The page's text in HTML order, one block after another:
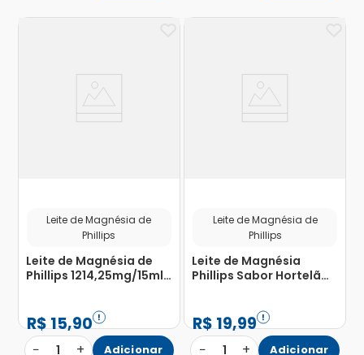
Leite de Magnésia de
Phillips
Leite de Magnésia de
Phillips 1214,25mg/15ml
120ml
R$15,90
− 1 + Adicionar
Leite de Magnésia de
Phillips
Leite de Magnésia
Phillips Sabor Hortelã
R$19,99
− 1 + Adicionar